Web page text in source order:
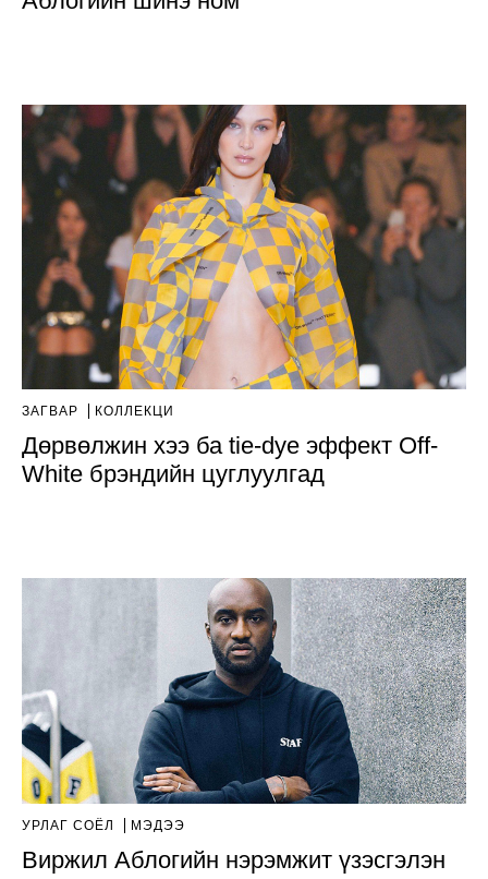
ЗАГВАР КОЛЛЕКЦИ
Дөрвөлжин хээ ба tie-dye эффект Off-
White брэндийн цуглуулгад
УРЛАГ СОЁЛ МЭДЭЭ
Виржил Аблогийн нэрэмжит үзэсгэлэн